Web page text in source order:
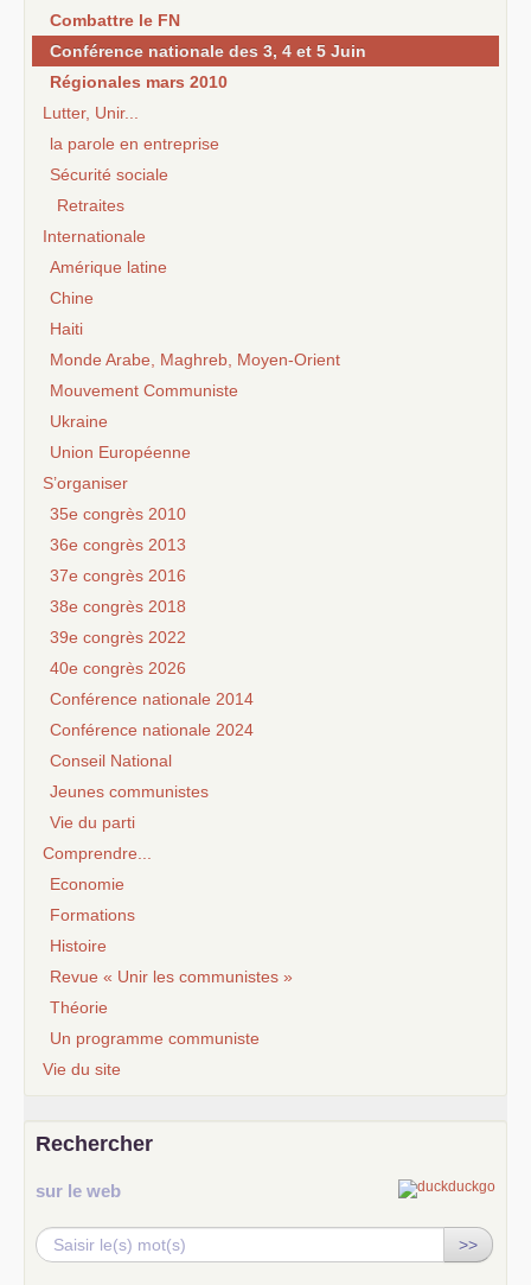
Combattre le FN
Conférence nationale des 3, 4 et 5 Juin
Régionales mars 2010
Lutter, Unir...
la parole en entreprise
Sécurité sociale
Retraites
Internationale
Amérique latine
Chine
Haiti
Monde Arabe, Maghreb, Moyen-Orient
Mouvement Communiste
Ukraine
Union Européenne
S’organiser
35e congrès 2010
36e congrès 2013
37e congrès 2016
38e congrès 2018
39e congrès 2022
40e congrès 2026
Conférence nationale 2014
Conférence nationale 2024
Conseil National
Jeunes communistes
Vie du parti
Comprendre...
Economie
Formations
Histoire
Revue « Unir les communistes »
Théorie
Un programme communiste
Vie du site
Rechercher
sur le web
>>